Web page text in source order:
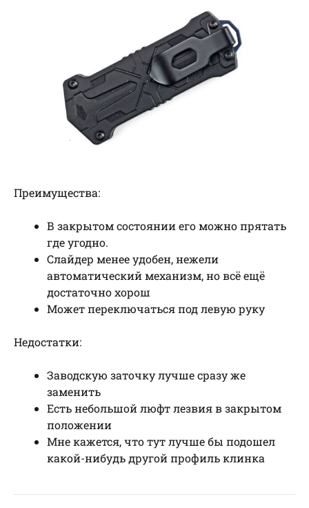
Преимущества:
В закрытом состоянии его можно прятать
где угодно.
Слайдер менее удобен, нежели
автоматический механизм, но всё ещё
достаточно хорош
Может переключаться под левую руку
Недостатки:
Заводскую заточку лучше сразу же
заменить
Есть небольшой люфт лезвия в закрытом
положении
Мне кажется, что тут лучше бы подошел
какой-нибудь другой профиль клинка